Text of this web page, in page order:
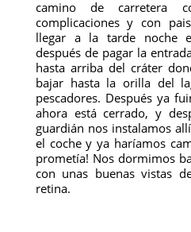
camino de carretera
complicaciones y con
llegar a la tarde noche
después de pagar la
hasta arriba del cráter
bajar hasta la orilla del
pescadores. Después ya
ahora está cerrado, y
guardián nos instalamos
el coche y ya haríamos
prometía! Nos dormimos
con unas buenas vistas
retina.